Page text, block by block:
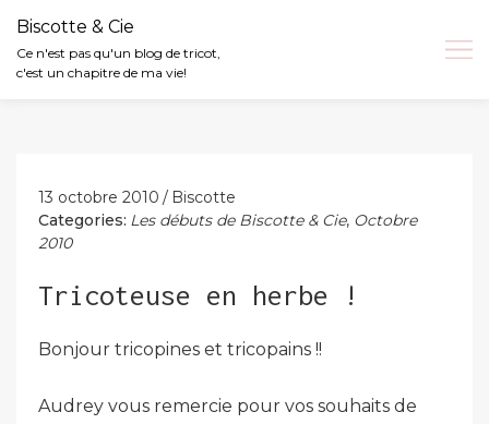
Biscotte & Cie
Ce n'est pas qu'un blog de tricot,
c'est un chapitre de ma vie!
13 octobre 2010
Biscotte
Categories: Les débuts de Biscotte & Cie, Octobre
2010
Tricoteuse en herbe !
Bonjour tricopines et tricopains !!
Audrey vous remercie pour vos souhaits de